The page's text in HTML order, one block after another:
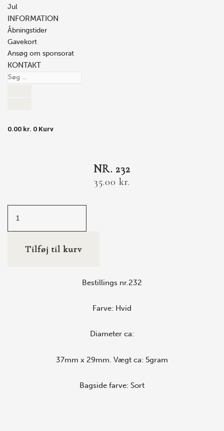
Jul
INFORMATION
Åbningstider
Gavekort
Ansøg om sponsorat
KONTAKT
0.00 kr. 0 Kurv
NR. 232
35.00 kr.
Tilføj til kurv
Bestillings nr.232
Farve: Hvid
Diameter ca:
37mm x 29mm. Vægt ca: 5gram
Bagside farve: Sort